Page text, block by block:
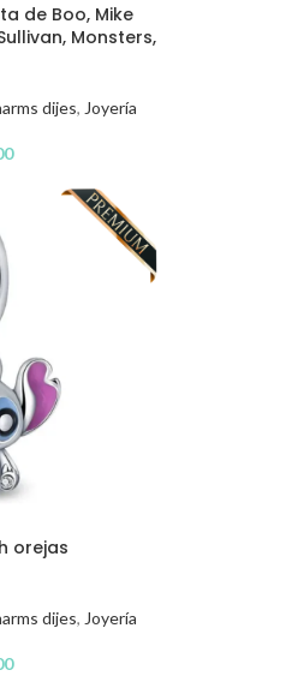
de Boo, Mike
Monsters,
dijes, Joyería
orejas
dijes, Joyería